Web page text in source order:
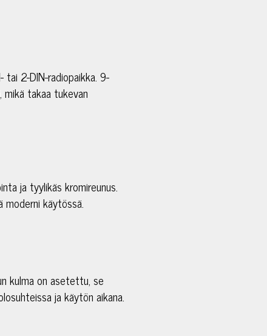
tai 2-DIN-radiopaikka. 9-
takaa tukevan
ja tyylikäs kromireunus.
käytössä.
kulma on asetettu, se
ja käytön aikana.